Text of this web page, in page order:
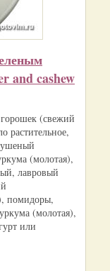
and cashew
(свежий
растительное,
(молотая),
лавровый
помидоры,
(молотая),
или